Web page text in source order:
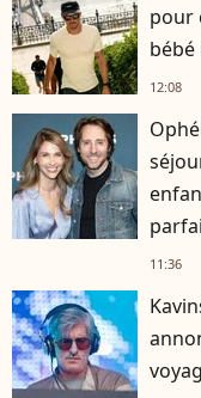
pour
bébé
12:08
11:36